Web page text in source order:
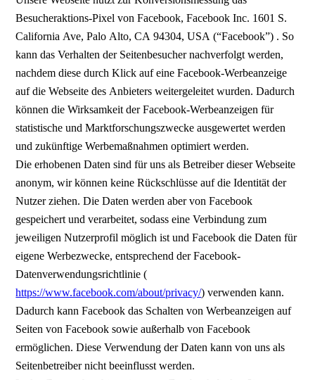
Besucheraktions-Pixel von Facebook, Facebook Inc. 1601 S.
California Ave, Palo Alto, CA 94304, USA (“Facebook”) . So
kann das Verhalten der Seitenbesucher nachverfolgt werden,
nachdem diese durch Klick auf eine Facebook-Werbeanzeige
auf die Webseite des Anbieters weitergeleitet wurden. Dadurch
können die Wirksamkeit der Facebook-Werbeanzeigen für
statistische und Marktforschungszwecke ausgewertet werden
und zukünftige Werbemaßnahmen optimiert werden.
Die erhobenen Daten sind für uns als Betreiber dieser Webseite
anonym, wir können keine Rückschlüsse auf die Identität der
Nutzer ziehen. Die Daten werden aber von Facebook
gespeichert und verarbeitet, sodass eine Verbindung zum
jeweiligen Nutzerprofil möglich ist und Facebook die Daten für
eigene Werbezwecke, entsprechend der Facebook-
Datenverwendungsrichtlinie (
https://www.facebook.com/about/privacy/) verwenden kann.
Dadurch kann Facebook das Schalten von Werbeanzeigen auf
Seiten von Facebook sowie außerhalb von Facebook
ermöglichen. Diese Verwendung der Daten kann von uns als
Seitenbetreiber nicht beeinflusst werden.